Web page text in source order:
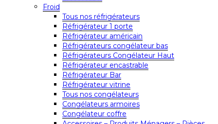
Froid
Tous nos réfrigérateurs
Réfrigérateur 1 porte
Réfrigérateur américain
Réfrigérateurs congélateur bas
Réfrigérateurs Congélateur Haut
Réfrigérateur encastrable
Réfrigérateur Bar
Réfrigérateur vitrine
Tous nos congélateurs
Congélateurs armoires
Congélateur coffre